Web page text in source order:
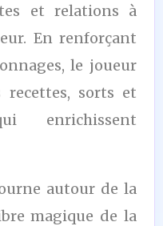
et relations à
En renforçant
le joueur
recettes, sorts et
enrichissent
autour de la
magique de la